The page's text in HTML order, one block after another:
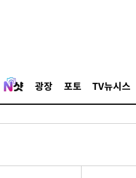
광장 포토 TV뉴시스